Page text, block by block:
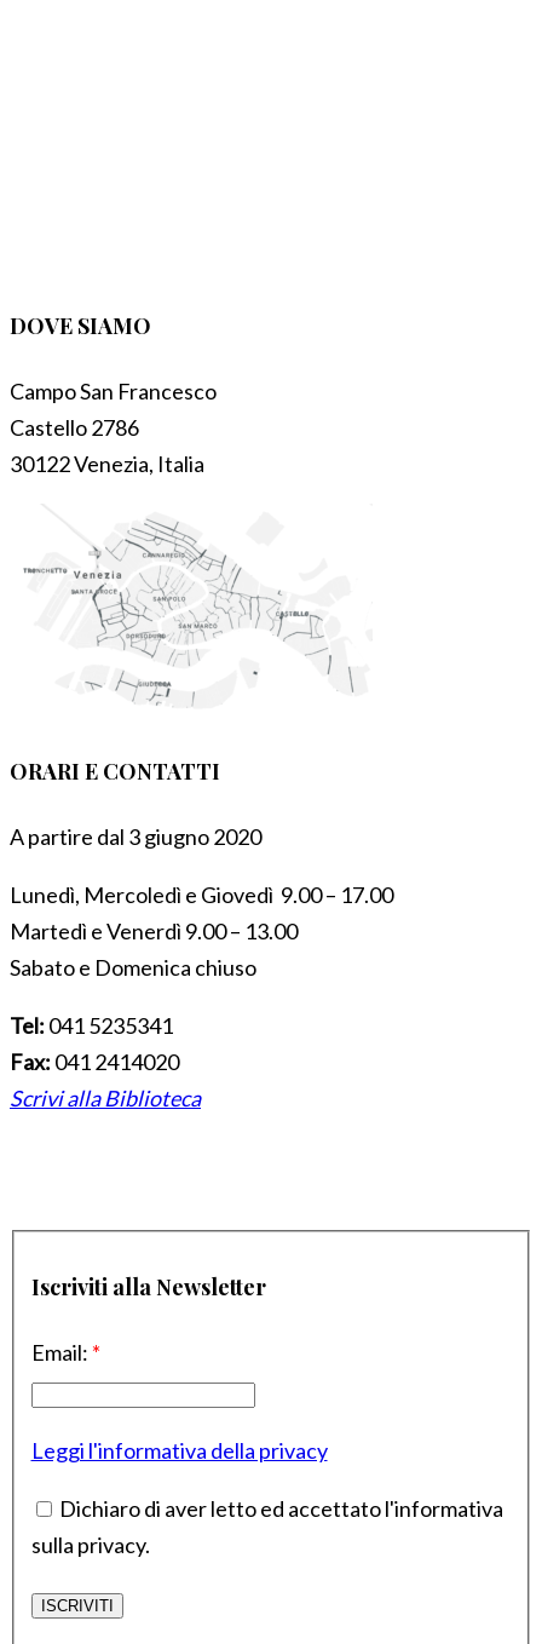
DOVE SIAMO
Campo San Francesco
Castello 2786
30122 Venezia, Italia
ORARI E CONTATTI
A partire dal 3 giugno 2020
Lunedì, Mercoledì e Giovedì 9.00 – 17.00
Martedì e Venerdì 9.00 – 13.00
Sabato e Domenica chiuso
Tel: 041 5235341
Fax: 041 2414020
Scrivi alla Biblioteca
Iscriviti alla Newsletter
Email: *
Leggi l'informativa della privacy
Dichiaro di aver letto ed accettato l'informativa
sulla privacy.